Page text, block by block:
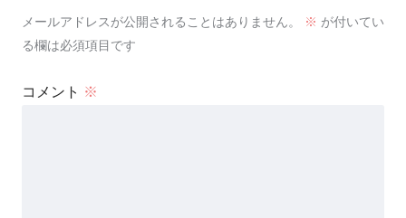
メールアドレスが公開されることはありません。 ※ が付いてい
る欄は必須項目です
コメント ※